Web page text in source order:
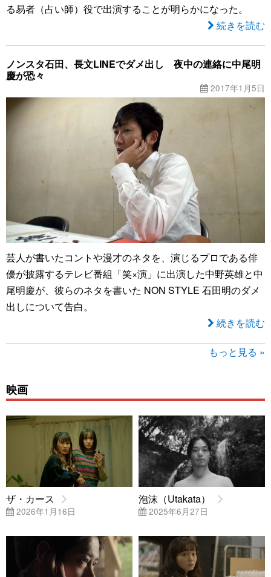
る易者（占い師）役で出演することが明らかになった。
続きを読む
ノンスタ石田、長文LINEでダメ出し 夜中の連絡に中尾明
慶が恐々
2017年1月5日
芸人が書いたコントや漫才のネタを、演じるプロである俳
優が披露するテレビ番組「笑×演」に出演した中野英雄と中
尾明慶が、彼らのネタを書いた NON STYLE 石田明のダメ
出しについて告白。
続きを読む
もっと見る »
映画
ザ・カース
2026年1月16日
泡沫（Utakata）
2025年6月27日